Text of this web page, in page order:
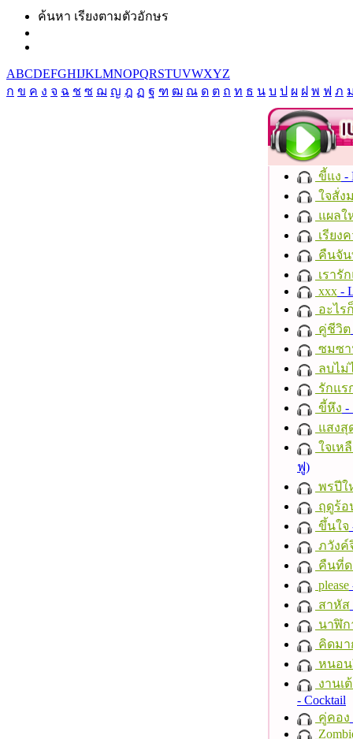
ค้นหา เรียงตามตัวอักษร
ABCDEFGHIJKLMNOPQRSTUVWXYZ
ก ข ค ง จ ฉ ช ซ ฌ ญ ฎ ฏ ฐ ฑ ฒ ณ ด ต ถ ท ธ น บ ป ผ ฝ พ ฟ ภ
ขี้แง -
ใจสั่ง
แผลใ
เรียง
คืนจั
เรารั
xxx -
อะไร
คู่ชีวิต
ซมซ
ลบไม่
รักแร
ขี้หึง -
แสงสุ
ใจเห
ฟู)
พรปีใ
ฤดูร้อ
ขึ้นใจ
ภวังค์
คืนที่ด
please
สาหัส
นาฬิก
คิดมา
หนอน
งานเ
- Cocktail
คู่คอง